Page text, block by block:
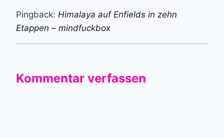
Pingback: Himalaya auf Enfields in zehn
Etappen – mindfuckbox
Kommentar verfassen